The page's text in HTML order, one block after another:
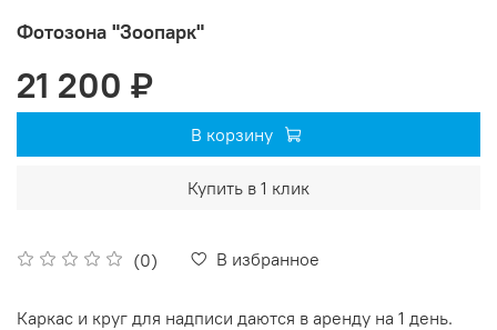
Фотозона "Зоопарк"
(0) В избранное
21 200 ₽
В корзину
Купить в 1 клик
Каркас и круг для надписи даются в аренду на 1 день.